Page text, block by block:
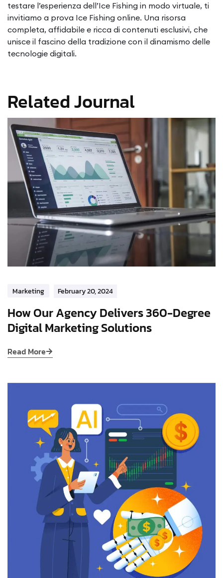
testare l’esperienza dell’Ice Fishing in modo virtuale, ti
invitiamo a prova Ice Fishing online. Una risorsa
completa, affidabile e ricca di contenuti esclusivi, che
unisce il fascino della tradizione con il dinamismo delle
tecnologie digitali.
Related Journal
Marketing February 20, 2024
How Our Agency Delivers 360-Degree
Digital Marketing Solutions
Read More